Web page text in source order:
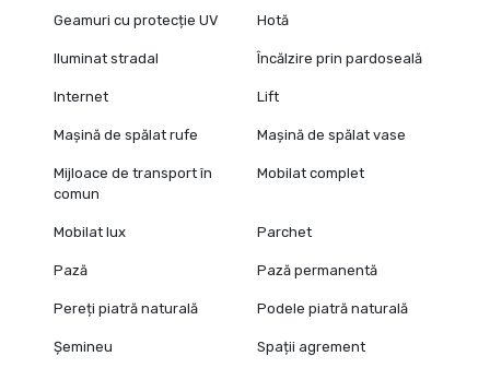
Geamuri cu protecție UV Hotă
Iluminat stradal Încălzire prin pardoseală
Internet Lift
Mașină de spălat rufe Mașină de spălat vase
Mijloace de transport în
comun
Mobilat complet
Mobilat lux Parchet
Pază Pază permanentă
Pereți piatră naturală Podele piatră naturală
Șemineu Spații agrement